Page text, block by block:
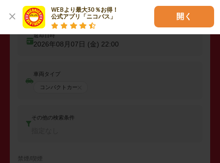
WEBより最大30％お得！
公式アプリ「ニコパス」
開く
出発日時
2026年08月06日 (木) 22:00
返却日時
2026年08月07日 (金) 22:00
車両タイプ
コンパクトカー
その他の検索条件
禁煙/喫煙